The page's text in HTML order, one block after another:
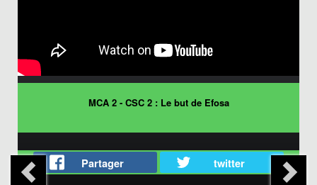
MCA 2 - CSC 2 : Le but de Efosa
Partager twitter